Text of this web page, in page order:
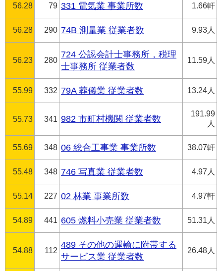
56.28 79 331 電気業 事業所数 1.66軒
56.28 290 74B 測量業 従業者数 9.93人
56.23 280
724 公認会計士事務所，税理
士事務所 従業者数
11.59人
55.99 332 79A 葬儀業 従業者数 13.24人
55.73 341 982 市町村機関 従業者数
191.99
人
55.69 348 06 総合工事業 事業所数 38.07軒
55.48 348 746 写真業 従業者数 4.97人
55.14 227 02 林業 事業所数 4.97軒
54.89 441 605 燃料小売業 従業者数 51.31人
54.88 112
489 その他の運輸に附帯する
サービス業 従業者数
26.48人